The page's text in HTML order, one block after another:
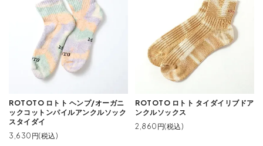
ROTOTO ロトト ヘンプ/オーガニ
ックコットンパイルアンクルソック
スタイダイ
3,630円(税込)
ROTOTO ロトト タイダイリブドア
ンクルソックス
2,860円(税込)